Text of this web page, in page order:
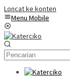
Loncat ke konten
Menu Mobile